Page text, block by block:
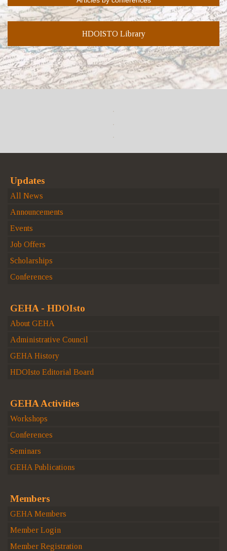
HDOISTO Library
Updates
All News
Announcements
Events
Job Offers
Scholarships
Conferences
GEHA - HDOIsto
About GEHA
Administrative Council
GEHA History
HDOIsto Editorial Board
GEHA Activities
Workshops
Conferences
Seminars
GEHA Publications
Members
GEHA Members
Member Login
Member Registration